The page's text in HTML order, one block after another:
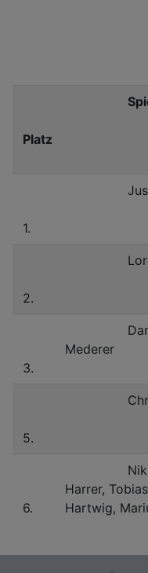
Platz
1.
Justin
2.
3.
Daniel
Mederer
5.
6.
Niklas
Harrer,
Hartwig,